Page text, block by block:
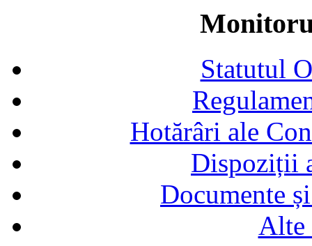
Statutul
Hotărâri ale
Dispoziții
Documente
Alte